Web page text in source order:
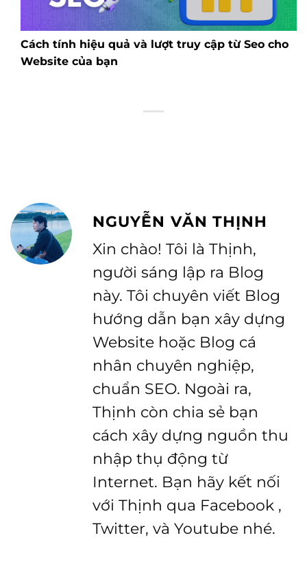
Cách tính hiệu quả và lượt truy cập từ Seo cho
Website của bạn
NGUYỄN VĂN THỊNH
Xin chào! Tôi là Thịnh,
người sáng lập ra Blog
này. Tôi chuyên viết Blog
hướng dẫn bạn xây dựng
Website hoặc Blog cá
nhân chuyên nghiệp,
chuẩn SEO. Ngoài ra,
Thịnh còn chia sẻ bạn
cách xây dựng nguồn thu
nhập thụ động từ
Internet. Bạn hãy kết nối
với Thịnh qua Facebook ,
Twitter, và Youtube nhé.